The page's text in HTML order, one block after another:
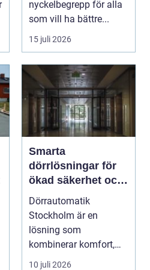
nyckelbegrepp för alla
som vill ha bättre...
15 juli 2026
Smarta
dörrlösningar för
ökad säkerhet och
komfort
Dörrautomatik
Stockholm är en
lösning som
kombinerar komfort,
säkerhet och tillg...
10 juli 2026